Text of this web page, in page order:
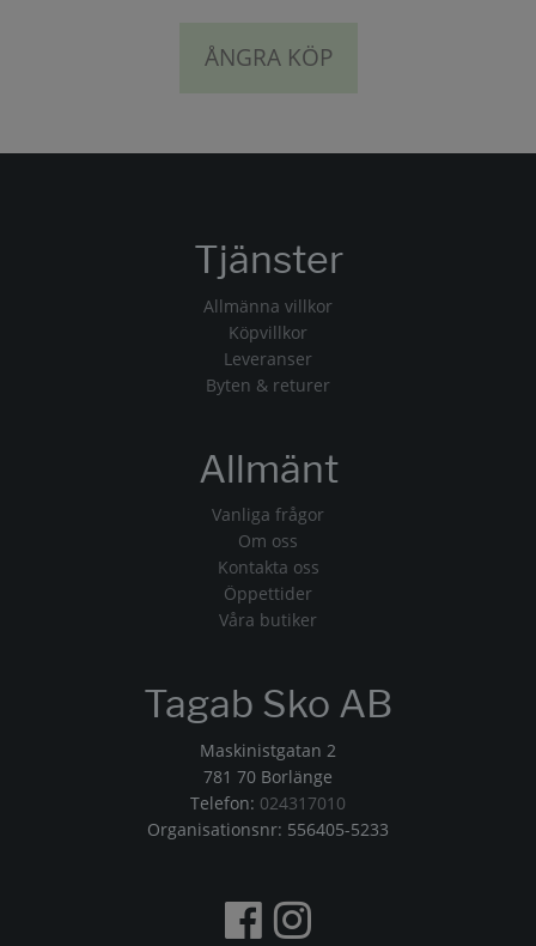
ÅNGRA KÖP
Tjänster
Allmänna villkor
Köpvillkor
Leveranser
Byten & returer
Allmänt
Vanliga frågor
Om oss
Kontakta oss
Öppettider
Våra butiker
Tagab Sko AB
Maskinistgatan 2
781 70 Borlänge
Telefon: 024317010
Organisationsnr: 556405-5233